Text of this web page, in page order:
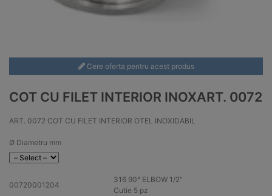
Cere oferta pentru acest produs
COT CU FILET INTERIOR INOXART. 0072
ART. 0072 COT CU FILET INTERIOR OTEL INOXIDABIL
Ø Diametru mm
00720001204
316 90° ELBOW 1/2″
Cutie 5 pz